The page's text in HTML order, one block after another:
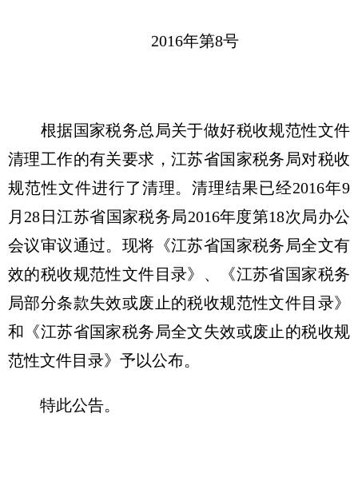
2016年第8号
根据国家税务总局关于做好税收规范性文件
清理工作的有关要求，江苏省国家税务局对税收
规范性文件进行了清理。清理结果已经2016年9
月28日江苏省国家税务局2016年度第18次局办公
会议审议通过。现将《江苏省国家税务局全文有
效的税收规范性文件目录》、《江苏省国家税务
局部分条款失效或废止的税收规范性文件目录》
和《江苏省国家税务局全文失效或废止的税收规
范性文件目录》予以公布。
特此公告。